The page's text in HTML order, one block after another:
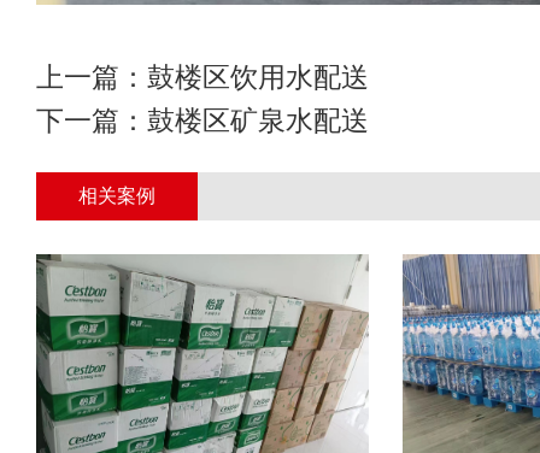
上一篇： 鼓楼区饮用水配送
下一篇： 鼓楼区矿泉水配送
相关案例